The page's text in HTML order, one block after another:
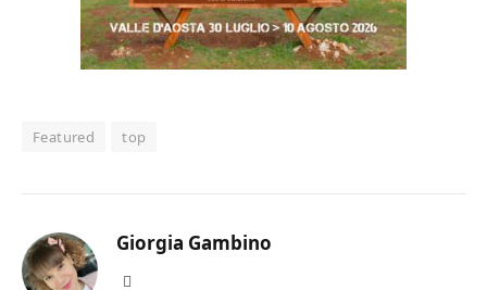
Featured top
Giorgia Gambino